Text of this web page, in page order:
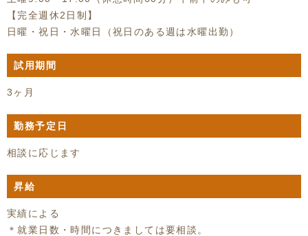
【完全週休2日制】
日曜・祝日・水曜日（祝日のある週は水曜出勤）
試用期間
3ヶ月
勤務予定日
相談に応じます
昇給
実績による
＊就業日数・時間につきましては要相談。